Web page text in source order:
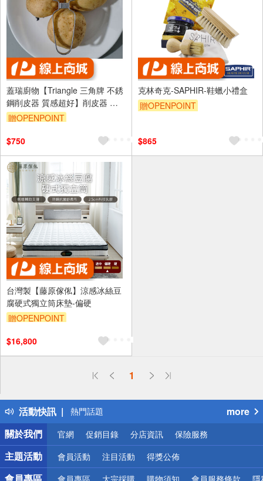
蓋瑞廚物【Triangle 三角牌 不銹
鋼削皮器 質感超好】削皮器 刨
絲器 刨刀 馬鈴薯削皮器 削皮 不
贈OPENPOINT
$750
克林奇克-SAPHIR-鞋蠟小禮盒
贈OPENPOINT
$865
台灣製【藤原傢俬】涼感冰絲豆
腐硬式獨立筒床墊-偏硬
贈OPENPOINT
$16,800
1
活動快訊
偏遠地區配送
得獎公告
熱門話題
銀行優惠
偏遠地區配送
詐騙網頁！請小心！
more
關於我們
官網 促銷目錄 分店資訊 保險服務
主題活動 會員活動 注目活動 得獎公佈
會員專區 大宗採購 購物須知 會員服務條款 隱